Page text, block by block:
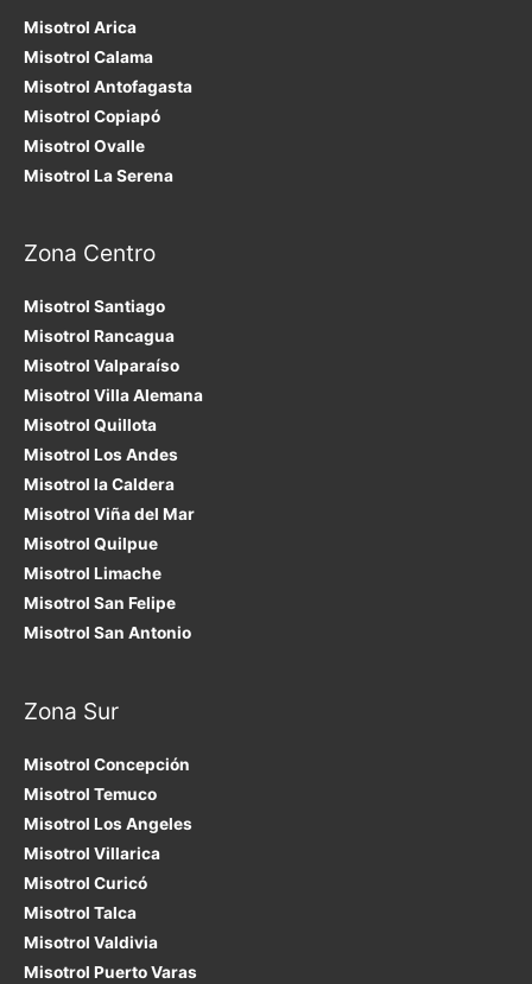
Misotrol Arica
Misotrol Calama
Misotrol Antofagasta
Misotrol Copiapó
Misotrol Ovalle
Misotrol La Serena
Zona Centro
Misotrol Santiago
Misotrol Rancagua
Misotrol Valparaíso
Misotrol Villa Alemana
Misotrol Quillota
Misotrol Los Andes
Misotrol la Caldera
Misotrol Viña del Mar
Misotrol Quilpue
Misotrol Limache
Misotrol San Felipe
Misotrol San Antonio
Zona Sur
Misotrol Concepción
Misotrol Temuco
Misotrol Los Angeles
Misotrol Villarica
Misotrol Curicó
Misotrol Talca
Misotrol Valdivia
Misotrol Puerto Varas